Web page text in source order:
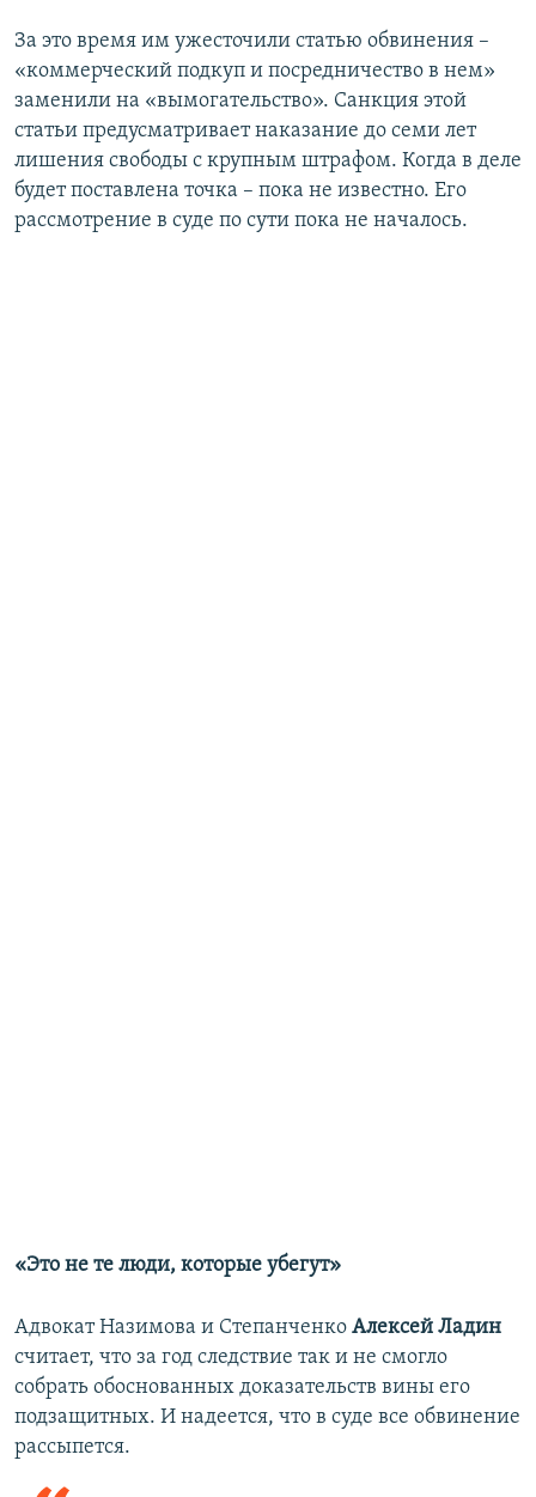
За это время им ужесточили статью обвинения –
«коммерческий подкуп и посредничество в нем»
заменили на «вымогательство». Санкция этой
статьи предусматривает наказание до семи лет
лишения свободы с крупным штрафом. Когда в деле
будет поставлена точка – пока не известно. Его
рассмотрение в суде по сути пока не началось.
«Это не те люди, которые убегут»
Адвокат Назимова и Степанченко Алексей Ладин
считает, что за год следствие так и не смогло
собрать обоснованных доказательств вины его
подзащитных. И надеется, что в суде все обвинение
рассыпется.